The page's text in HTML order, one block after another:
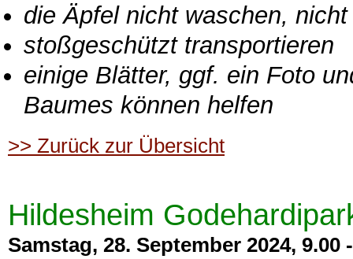
die Äpfel nicht waschen,
stoßgeschützt transportieren
einige Blätter, ggf. ein Foto
Baumes können helfen
>> Zurück zur Übersicht
Hildesheim
Samstag, 28. September 2024, 9.00